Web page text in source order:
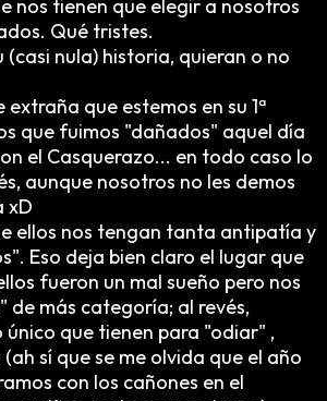
nos tienen que elegir a nosotros
Qué tristes.
(casi nula) historia, quieran o no
extraña que estemos en su 1ª
que fuimos "dañados" aquel día
el Casquerazo... en todo caso lo
aunque nosotros no les demos
xD
ellos nos tengan tanta antipatía y
Eso deja bien claro el lugar que
fueron un mal sueño pero nos
de más categoría; al revés,
único que tienen para "odiar" ,
sí que se me olvida que el año
con los cañones en el